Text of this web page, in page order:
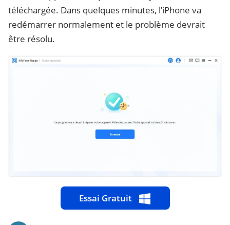
téléchargée. Dans quelques minutes, l’iPhone va
redémarrer normalement et le problème devrait
être résolu.
Essai Gratuit